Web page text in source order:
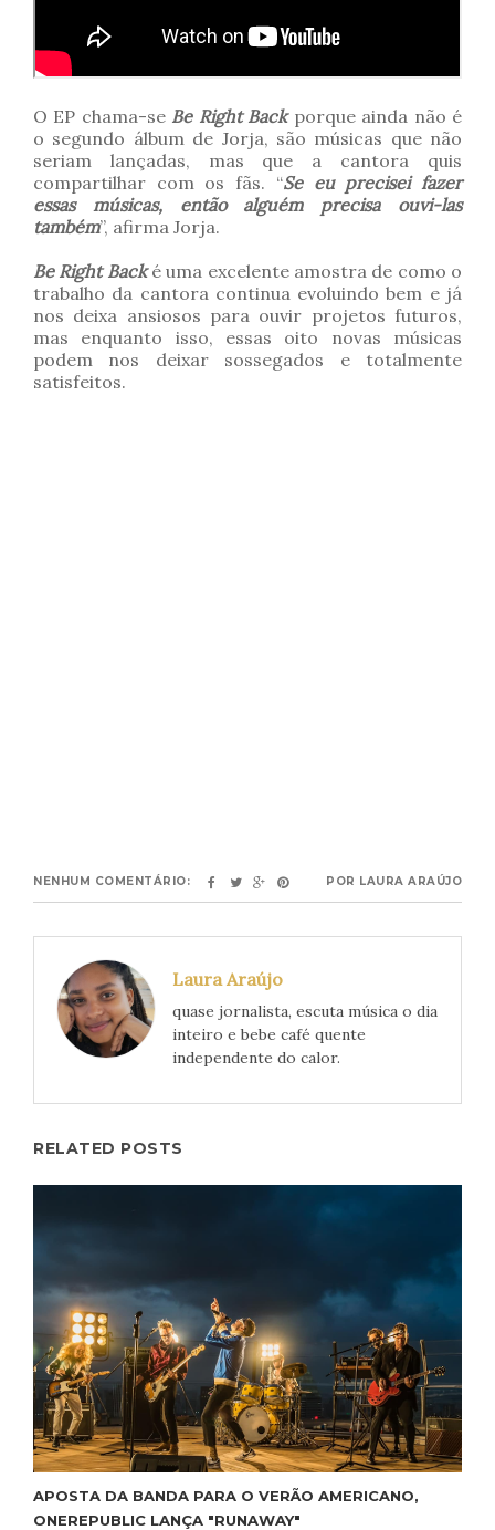
O EP chama-se Be Right Backporque ainda não é
o segundo álbum de Jorja, são músicas que não
seriam lançadas, mas que a cantora quis
compartilhar com os fãs. “Se eu precisei fazer
essas músicas, então alguém precisa ouvi-las
também”, afirma Jorja.
Be Right Back é uma excelente amostra de como o
trabalho da cantora continua evoluindo bem e já
nos deixa ansiosos para ouvir projetos futuros,
mas enquanto isso, essas oito novas músicas
podem nos deixar sossegados e totalmente
satisfeitos.
NENHUM COMENTÁRIO: POR LAURA ARAÚJO
Laura Araújo
quase jornalista, escuta música o dia
inteiro e bebe café quente
independente do calor.
RELATED POSTS
APOSTA DA BANDA PARA O VERÃO AMERICANO,
ONEREPUBLIC LANÇA "RUNAWAY"